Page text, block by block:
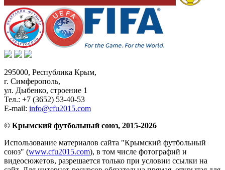
295000, Республика Крым,
г. Симферополь,
ул. Дыбенко, строение 1
Тел.: +7 (3652) 53-40-53
E-mail: info@cfu2015.com
© Крымский футбольный союз, 2015-2026
Использование материалов сайта "Крымский футбольный
союз" (www.cfu2015.com), в том числе фотографий и
видеосюжетов, разрешается только при условии ссылки на